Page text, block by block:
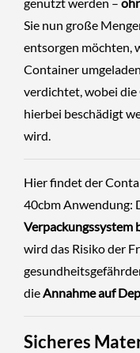
Sie nun große
entsorgen möchten,
Container
verdichtet, wobei die
hierbei beschädigt
wird.
Hier findet der
40cbm Anwendung:
Verpackungssystem
wird das Risiko der
die Annahme auf
Sicheres